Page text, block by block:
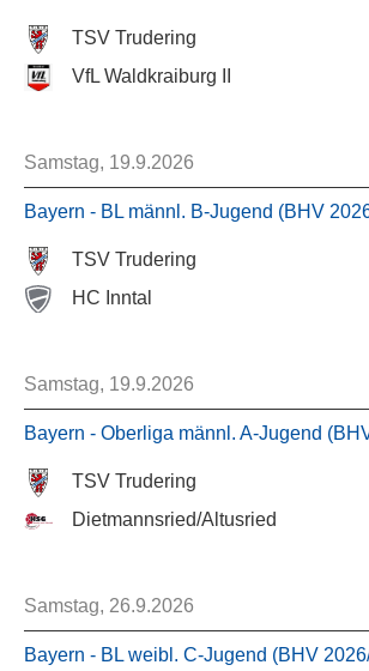
TSV Trudering
VfL Waldkraiburg II
Samstag, 19.9.2026
Bayern - BL männl. B-Jugend (BHV
TSV Trudering
HC Inntal
Samstag, 19.9.2026
Bayern - Oberliga männl. A-Jugend
TSV Trudering
Dietmannsried/Altusried
Samstag, 26.9.2026
Bayern - BL weibl. C-Jugend (BHV